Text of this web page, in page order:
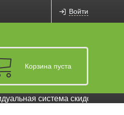
Войти
Корзина пуста
система скидок и бонусов